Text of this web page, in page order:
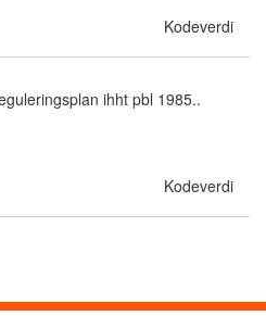
Kodeverdi
ihht pbl 1985..
Kodeverdi